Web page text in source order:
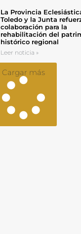
La Provincia
Toledo y la Junta
colaboración para la
rehabilitación del
histórico regional
Leer noticia »
Cargar más